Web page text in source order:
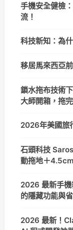
手機安全健檢
流！
科技新知：為
移居馬來西亞
鎖水拖布技術
大師開箱，拖
2026年美國旅
石頭科技
動拖地＋
2026 最新手
的隱藏功能與
2026 最新！